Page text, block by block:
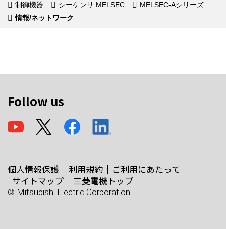
制御機器
シーケンサ MELSEC
MELSEC-Aシリーズ
情報/ネットワーク
Follow us
個人情報保護 利用規約
ご利用にあたって
サイトマップ
三菱電機トップ
© Mitsubishi Electric Corporation